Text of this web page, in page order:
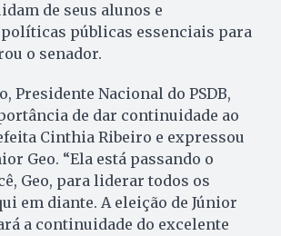
de seus alunos e
públicas essenciais para
o senador.
Presidente Nacional do PSDB,
de dar continuidade ao
Cinthia Ribeiro e expressou
Geo. “Ela está passando o
Geo, para liderar todos os
em diante. A eleição de Júnior
a continuidade do excelente